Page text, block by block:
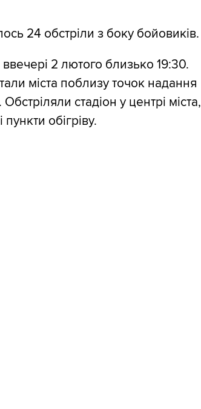
24 обстріли з боку бойовиків.
2 лютого близько 19:30.
міста поблизу точок надання
стадіон у центрі міста,
обігріву.